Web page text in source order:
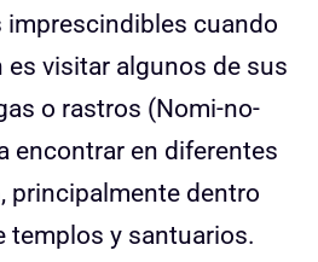
imprescindibles cuando
es visitar algunos de sus
o rastros (Nomi-no-
encontrar en diferentes
principalmente dentro
templos y santuarios.